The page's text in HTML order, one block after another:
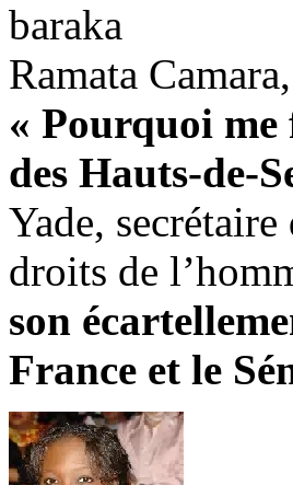
baraka
Ramata
« Pourquoi me
des Hauts-de-
Yade, secrétaire
droits de
son
France et le